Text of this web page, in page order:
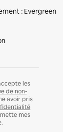
: Evergreen
les
de non-
avoir pris
mes